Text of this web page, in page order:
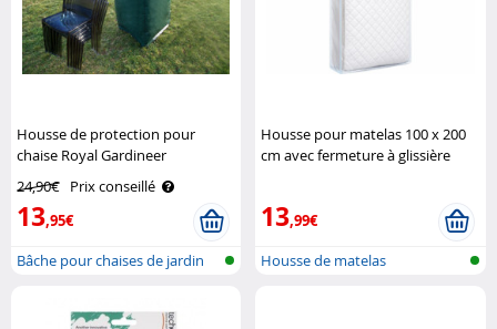
Housse de protection pour
chaise Royal Gardineer
24,90€ Prix conseillé
13,95€
Bâche pour chaises de jardin
Housse pour matelas 100 x 200
cm avec fermeture à glissière
13,99€
Housse de matelas